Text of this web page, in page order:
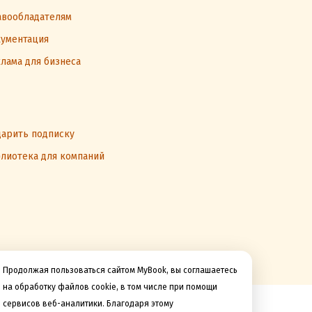
Продолжая пользоваться сайтом MyBook, вы соглашаетесь
на обработку файлов cookie, в том числе при помощи
сервисов веб-аналитики. Благодаря этому
для бизнеса
подписку
для компаний